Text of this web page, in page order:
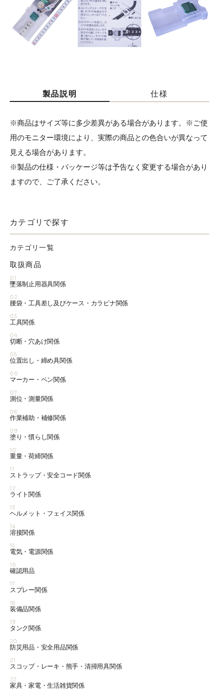
製品説明 仕様
※商品はサイズ等に多少差異がある場合があります。※ご使
用のモニター環境により、実際の商品との色合いが異なって
見える場合があります。
※製品の仕様・パッケージ等は予告なく変更する場合があり
ますので、ご了承ください。
カテゴリで探す
カテゴリ一覧
取扱商品
01
墜落制止用器具関係
02
腰袋・工具差し及びケース・カラビナ関係
03
工具関係
04
切断・穴あけ関係
05
位置出し・締め具関係
06
マーカー・ペン関係
07
測位・測量関係
08
作業補助・補修関係
09
塗り・慣らし関係
10
重量・荷締関係
11
ストラップ・安全コード関係
12
ライト関係
13
ヘルメット・フェイス関係
14
溶接関係
15
電気・電源関係
16
確認用品
17
スプレー関係
18
装備品関係
19
タンク関係
20
防災用品・安全用品関係
21
スコップ・レーキ・熊手・清掃用具関係
22
家具・家電・生活雑貨関係